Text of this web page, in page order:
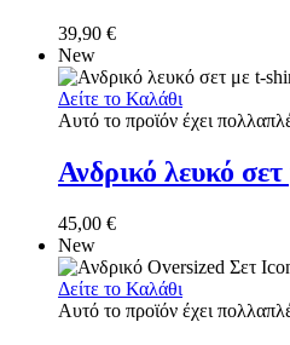
39,90 €
New
Δείτε το Καλάθι
Αυτό το προϊόν έχει
Ανδρικό λευκό
45,00 €
New
Δείτε το Καλάθι
Αυτό το προϊόν έχει